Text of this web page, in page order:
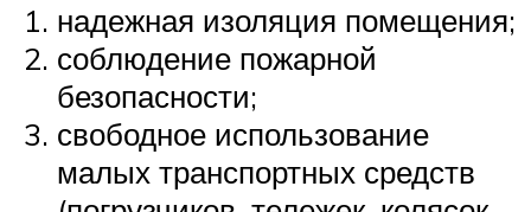
надежная изоляция помещения;
соблюдение пожарной
безопасности;
свободное использование
малых транспортных средств